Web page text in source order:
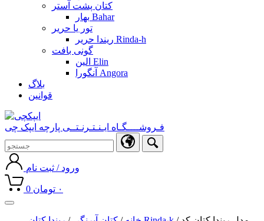
کتان پشت آستر
بهار Bahar
تور یا حریر
ریندا حریر Rinda-h
گونی بافت
الین Elin
آنگورا Angora
بلاگ
قوانین
فـروشــــگـاه ایـنـتـرنـتــی پارچه ایپک چی
ورود / ثبت نام
0 ۰ تومان
Toggle
navigation